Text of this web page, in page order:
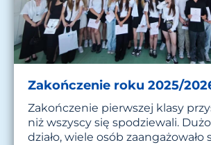
Zakończenie roku 2025/
Zakończenie pierwszej klasy
niż wszyscy się spodziewali.
działo, wiele osób zaangażowało